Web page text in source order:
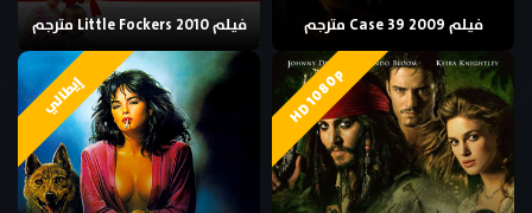
فيلم Case 39 2009 مترجم فيلم Little Fockers 2010 مترجم
HD 1080p إيطالي